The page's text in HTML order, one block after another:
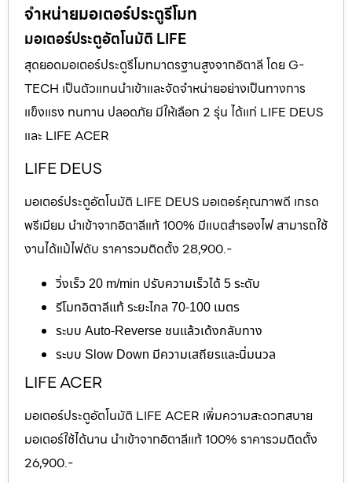
จำหน่ายมอเตอร์ประตูรีโมท
มอเตอร์ประตูอัตโนมัติ LIFE
สุดยอดมอเตอร์ประตูรีโมทมาตรฐานสูงจากอิตาลี โดย G-
TECH เป็นตัวแทนนำเข้าและจัดจำหน่ายอย่างเป็นทางการ
แข็งแรง ทนทาน ปลอดภัย มีให้เลือก 2 รุ่น ได้แก่ LIFE DEUS
และ LIFE ACER
LIFE DEUS
มอเตอร์ประตูอัตโนมัติ LIFE DEUS มอเตอร์คุณภาพดี เกรด
พรีเมียม นำเข้าจากอิตาลีแท้ 100% มีแบตสำรองไฟ สามารถใช้
งานได้แม้ไฟดับ ราคารวมติดตั้ง 28,900.-
วิ่งเร็ว 20 m/min ปรับความเร็วได้ 5 ระดับ
รีโมทอิตาลีแท้ ระยะไกล 70-100 เมตร
ระบบ Auto-Reverse ชนแล้วเด้งกลับทาง
ระบบ Slow Down มีความเสถียรและนิ่มนวล
LIFE ACER
มอเตอร์ประตูอัตโนมัติ LIFE ACER เพิ่มความสะดวกสบาย
มอเตอร์ใช้ได้นาน นำเข้าจากอิตาลีแท้ 100% ราคารวมติดตั้ง
26,900.-